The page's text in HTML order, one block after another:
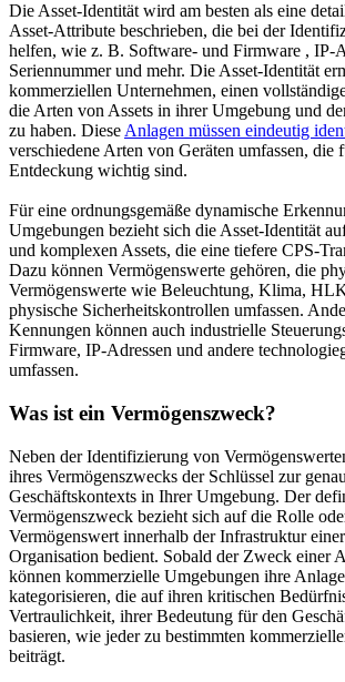
Die Asset-Identität wird am besten als eine
Asset-Attribute beschrieben, die bei der
helfen, wie z. B. Software- und Firmware , IP-
Seriennummer und mehr. Die Asset-Identität
kommerziellen Unternehmen, einen
die Arten von Assets in ihrer Umgebung und
zu haben. Diese Anlagen müssen eindeutig
verschiedene Arten von Geräten umfassen, die
Entdeckung wichtig sind.
Für eine ordnungsgemäße dynamische
Umgebungen bezieht sich die Asset-Identität
und komplexen Assets, die eine tiefere CPS-
Dazu können Vermögenswerte gehören, die
Vermögenswerte wie Beleuchtung, Klima,
physische Sicherheitskontrollen umfassen.
Kennungen können auch industrielle
Firmware, IP-Adressen und andere
umfassen.
Was ist ein Vermögenszweck?
Neben der Identifizierung von
ihres Vermögenszwecks der Schlüssel zur
Geschäftskontexts in Ihrer Umgebung. Der
Vermögenszweck bezieht sich auf die Rolle
Vermögenswert innerhalb der Infrastruktur
Organisation bedient. Sobald der Zweck einer
können kommerzielle Umgebungen ihre
kategorisieren, die auf ihren kritischen
Vertraulichkeit, ihrer Bedeutung für den
basieren, wie jeder zu bestimmten
beiträgt.